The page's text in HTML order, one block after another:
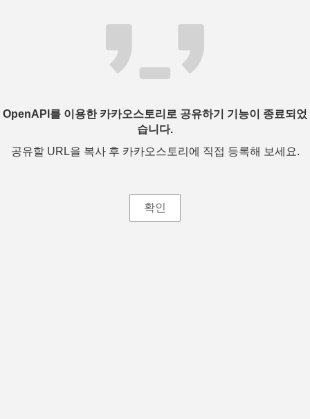
OpenAPI를 이용한 카카오스토리로 공유하기 기능이 종료되었
습니다.
공유할 URL을 복사 후 카카오스토리에 직접 등록해 보세요.
확인